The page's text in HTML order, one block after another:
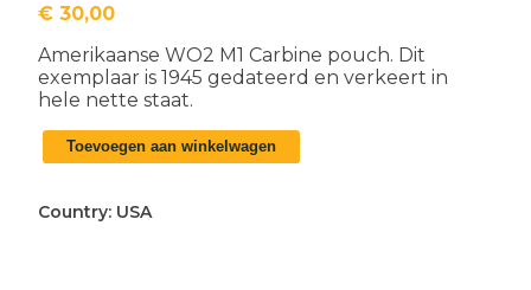
€ 30,00
Amerikaanse WO2 M1 Carbine pouch. Dit
exemplaar is 1945 gedateerd en verkeert in
hele nette staat.
Amerikaanse
WO2
Carbine
Toevoegen aan winkelwagen
Country: USA